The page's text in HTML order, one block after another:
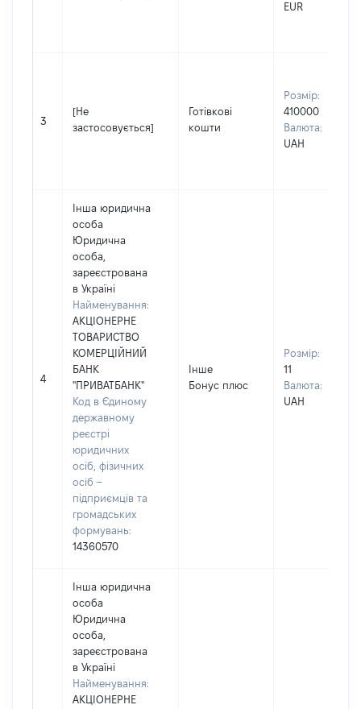
EUR
3
[Не
застосовується]
Готівкові
кошти
Розмір:
410000
Валюта:
UAH
4
Інша юридична
особа
Юридична
особа,
зареєстрована
в Україні
Найменування:
АКЦІОНЕРНЕ
ТОВАРИСТВО
КОМЕРЦІЙНИЙ
БАНК
"ПРИВАТБАНК"
Код в Єдиному
державному
реєстрі
юридичних
осіб, фізичних
осіб –
підприємців та
громадських
формувань:
14360570
Інше
Бонус плюс
Розмір:
11
Валюта:
UAH
Інша юридична
особа
Юридична
особа,
зареєстрована
в Україні
Найменування:
АКЦІОНЕРНЕ